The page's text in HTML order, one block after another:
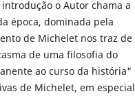
o Autor chama a
época, dominada pela
de Michelet nos traz de
de uma filosofia do
ao curso da história"
de Michelet, em especial